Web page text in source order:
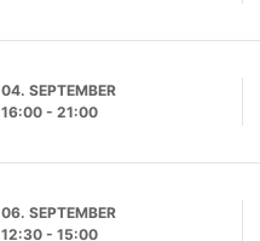
04. SEPTEMBER
16:00- 21:00
06. SEPTEMBER
12:30- 15:00